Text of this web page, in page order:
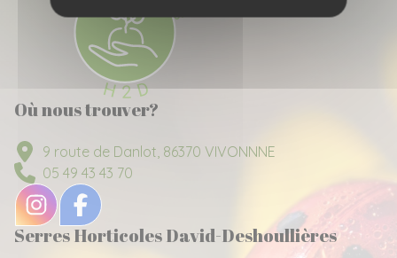
Où nous trouver?
9 route de Danlot, 86370 VIVONNNE
05 49 43 43 70
Serres Horticoles David-Deshoullières